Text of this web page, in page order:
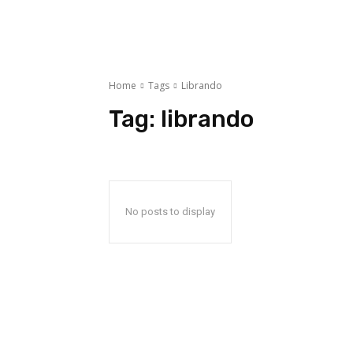
Home Tags Librando
Tag: librando
No posts to display